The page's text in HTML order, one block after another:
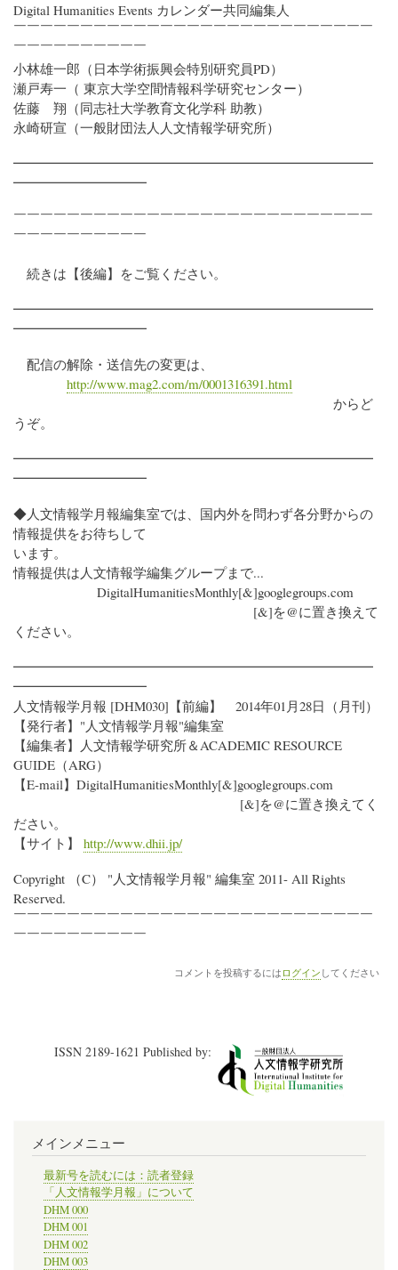
Digital Humanities Events カレンダー共同編集人
￣￣￣￣￣￣￣￣￣￣￣￣￣￣￣￣￣￣￣￣￣￣￣￣￣￣￣
￣￣￣￣￣￣￣￣￣￣
小林雄一郎（日本学術振興会特別研究員PD）
瀬戸寿一（ 東京大学空間情報科学研究センター）
佐藤 翔（同志社大学教育文化学科 助教）
永崎研宣（一般財団法人人文情報学研究所）
━━━━━━━━━━━━━━━━━━━━━━━━━━━
━━━━━━━━━━
￣￣￣￣￣￣￣￣￣￣￣￣￣￣￣￣￣￣￣￣￣￣￣￣￣￣￣
￣￣￣￣￣￣￣￣￣￣
続きは【後編】をご覧ください。
━━━━━━━━━━━━━━━━━━━━━━━━━━━
━━━━━━━━━━
配信の解除・送信先の変更は、
http://www.mag2.com/m/0001316391.html
からど
うぞ。
━━━━━━━━━━━━━━━━━━━━━━━━━━━
━━━━━━━━━━
◆人文情報学月報編集室では、国内外を問わず各分野からの
情報提供をお待ちして
います。
情報提供は人文情報学編集グループまで...
DigitalHumanitiesMonthly[&]googlegroups.com
[&]を@に置き換えて
ください。
━━━━━━━━━━━━━━━━━━━━━━━━━━━
━━━━━━━━━━
人文情報学月報 [DHM030]【前編】 2014年01月28日（月刊）
【発行者】"人文情報学月報"編集室
【編集者】人文情報学研究所＆ACADEMIC RESOURCE
GUIDE（ARG）
【E-mail】DigitalHumanitiesMonthly[&]googlegroups.com
[&]を@に置き換えてく
ださい。
【サイト】 http://www.dhii.jp/
Copyright （C） "人文情報学月報" 編集室 2011- All Rights
Reserved.
￣￣￣￣￣￣￣￣￣￣￣￣￣￣￣￣￣￣￣￣￣￣￣￣￣￣￣
￣￣￣￣￣￣￣￣￣￣
コメントを投稿するにはログインしてください
ISSN 2189-1621 Published by:
メインメニュー
最新号を読むには：読者登録
「人文情報学月報」について
DHM 000
DHM 001
DHM 002
DHM 003